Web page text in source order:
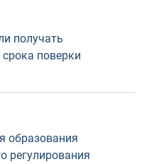
получать
поверки
образования
регулирования